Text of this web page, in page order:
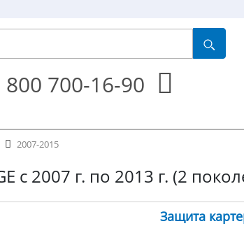
800 700-16-90
2007-2015
с 2007 г. по 2013 г. (2
Защита